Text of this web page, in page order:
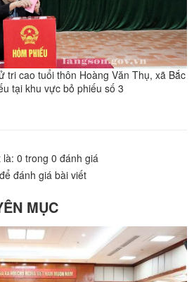
tri cao tuổi thôn Hoàng Văn Thụ, xã Bắc
tại khu vực bỏ phiếu số 3
là: 0 trong 0 đánh giá
đánh giá bài viết
MỤC